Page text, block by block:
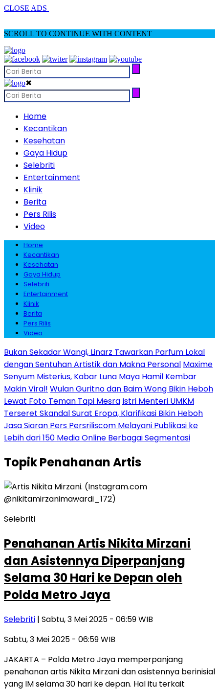
CLOSE ADS
SCROLL TO CONTINUE WITH CONTENT
✖
Home
Kecantikan
Kesehatan
Gaya Hidup
Selebriti
Entertainment
Klinik
Berita
Pers Rilis
Video
Home
Kecantikan
Kesehatan
Gaya Hidup
Selebriti
Entertainment
Klinik
Berita
Pers Rilis
Video
Bukan Sekadar Wangi, Linarz Tawarkan Parfum Lokal
dengan Sentuhan Artistik dan Makna Personal Maxime
Senyum Misterius, Kabar Luna Maya Hamil Kembar
Makin Viral! Wulan Guritno dan Baim Wong Bikin Heboh
Lewat Foto Teman Tapi Mesra Istri Menteri UMKM
Terseret Skandal Surat Eropa, Klarifikasi Bikin Heboh
Jasa Siaran Pers Persriliscom Melayani Publikasi ke
Lebih dari 150 Media Online Berbagai Segmentasi
TopikPenahanan Artis
Selebriti
Penahanan Artis Nikita Mirzani
dan Asistennya Diperpanjang
Selama 30 Hari ke Depan oleh
Polda Metro Jaya
Selebriti | Sabtu, 3 Mei 2025 - 06:59 WIB
Sabtu, 3 Mei 2025 - 06:59 WIB
JAKARTA – Polda Metro Jaya memperpanjang
penahanan artis Nikita Mirzani dan asistennya berinisial
yang IM selama 30 hari ke depan. Hal itu terkait